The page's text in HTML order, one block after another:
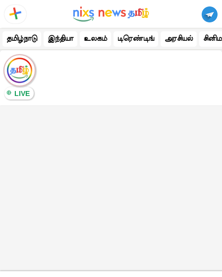
தமிழ்நாடு இந்தியா உலகம் டிரெண்டிங் அரசியல்
LIVE